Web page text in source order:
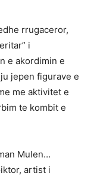
rrugaceror,
i
e akordimin e
jepen figurave e
me aktivitet e
te kombit e
Mulen…
artist i